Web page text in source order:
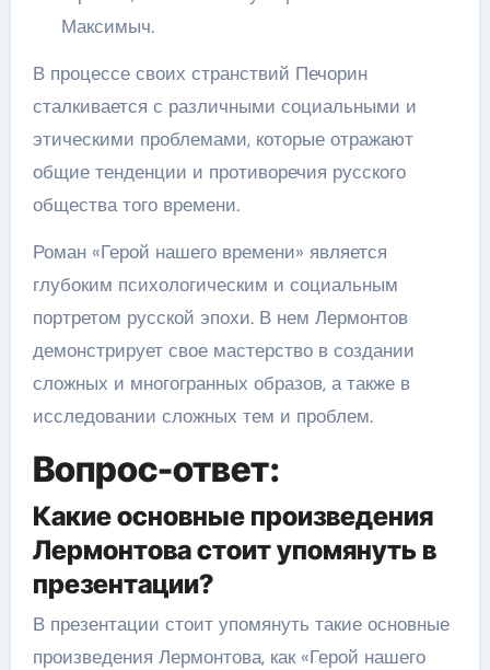
Максимыч.
В процессе своих странствий Печорин
сталкивается с различными социальными и
этическими проблемами, которые отражают
общие тенденции и противоречия русского
общества того времени.
Роман «Герой нашего времени» является
глубоким психологическим и социальным
портретом русской эпохи. В нем Лермонтов
демонстрирует свое мастерство в создании
сложных и многогранных образов, а также в
исследовании сложных тем и проблем.
Вопрос-ответ:
Какие основные произведения
Лермонтова стоит упомянуть в
презентации?
В презентации стоит упомянуть такие основные
произведения Лермонтова, как «Герой нашего